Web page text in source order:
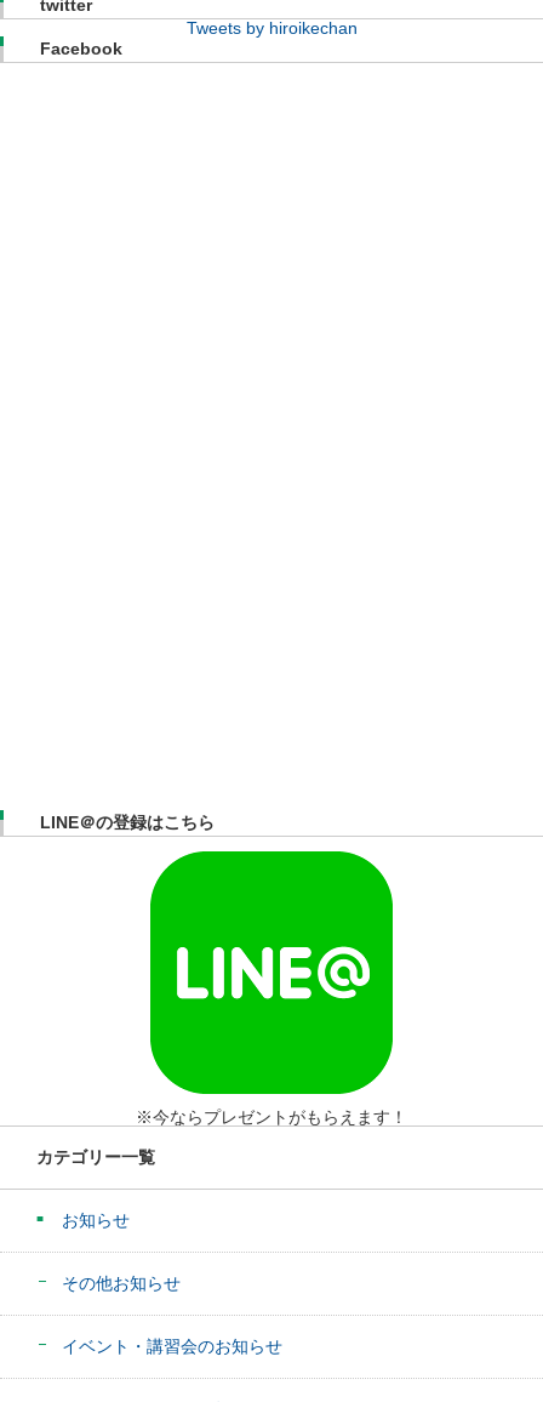
twitter
Tweets by hiroikechan
Facebook
LINE＠の登録はこちら
※今ならプレゼントがもらえます！
カテゴリー一覧
お知らせ
その他お知らせ
イベント・講習会のお知らせ